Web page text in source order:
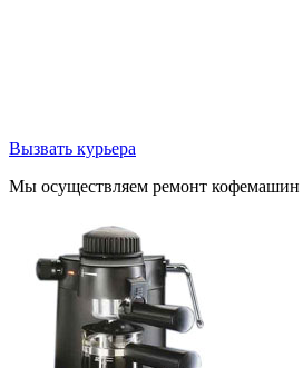
Вызвать курьера
Мы осуществляем ремонт кофемашин